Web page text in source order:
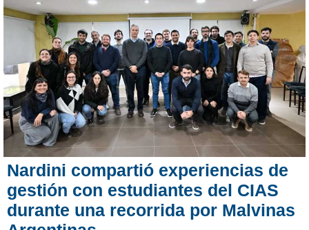
Nardini compartió experiencias de
gestión con estudiantes del CIAS
durante una recorrida por Malvinas